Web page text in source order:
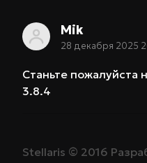
Mik
28 декабря 2025
Станьте пожалуйста
3.8.4
Stellaris © 2016